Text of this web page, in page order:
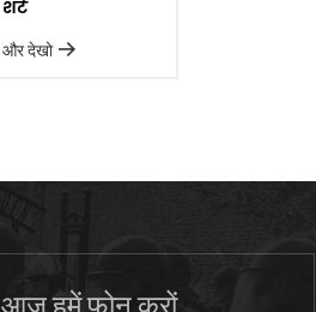
शर्ट
और देखो
आज हमें फोन करों